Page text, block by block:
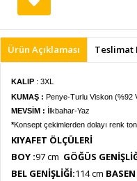
Ürün Açıklaması Teslimat
KALIP : 3XL
KUMAŞ : Penye-Turlu Viskon (%92
MEVSİM : İlkbahar-Yaz
*Konsept çekimlerden dolayı renk
KIYAFET ÖLÇÜLERİ
BOY :97 cm GÖĞÜS
BEL GENİŞLİĞİ:114 cm